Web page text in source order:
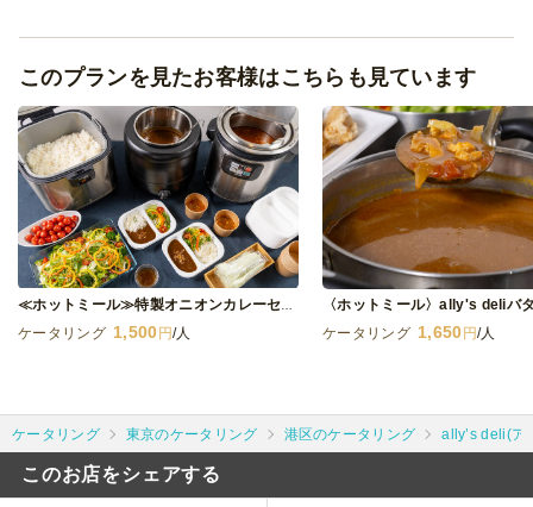
このプランを見たお客様はこちらも見ています
ケータリング 1,500円/人 ケータリング 1,650円/人
ケータリング 東京のケータリング 港区のケータリング ally’s deli(ア
このお店をシェアする